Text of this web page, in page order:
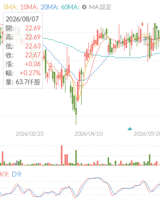
2026/02/23 2026/04/10 2026/05/
2026/08/07
開:
22.69
高:
22.69
低:
22.63
收:
22.67
漲:
+0.06
幅:
+0.27%
量: 63.7仟股
5MA: 10MA: 20MA: 60MA: settings MA 設定
K9: D9: